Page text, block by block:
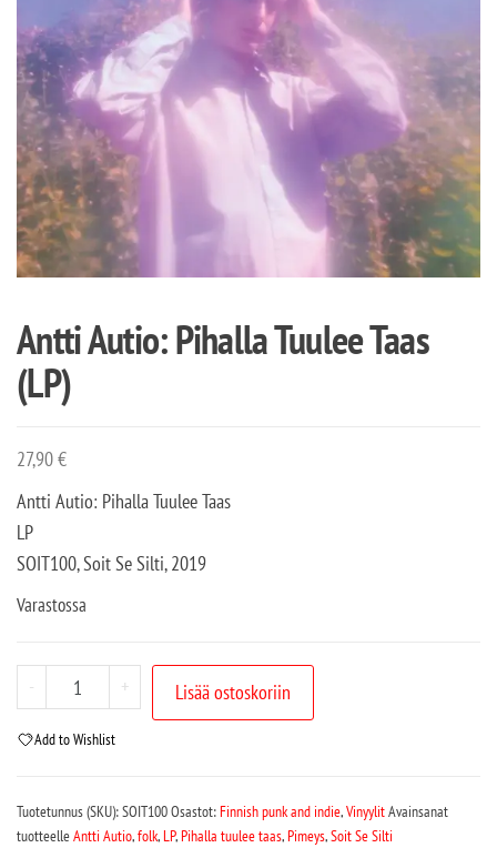
Antti Autio: Pihalla Tuulee Taas
(LP)
27,90€
Antti Autio: Pihalla Tuulee Taas
LP
SOIT100, Soit Se Silti, 2019
Varastossa
- + Lisää ostoskoriin
Add to Wishlist
Tuotetunnus (SKU):SOIT100Osastot:Finnish punk and indie,VinyylitAvainsanat
tuotteelleAntti Autio,folk,LP,Pihalla tuulee taas,Pimeys,Soit Se Silti